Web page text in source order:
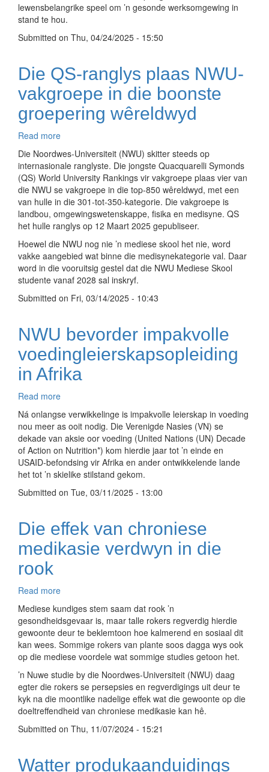
wyse
by
die
lewensbelangrike speel om ’n gesonde werksomgewing in
stand te hou.
Submitted on Thu, 04/24/2025 - 15:50
Die QS-ranglys plaas NWU-
vakgroepe in die boonste
groepering wêreldwyd
Read more
QS-
ranglys
plaas
NWU-
vakgroepe
in
die
boonste
groepering
wêreldwyd
Die Noordwes-Universiteit (NWU) skitter steeds op
internasionale ranglyste. Die jongste Quacquarelli Symonds
(QS) World University Rankings vir vakgroepe plaas vier van
die NWU se vakgroepe in die top-850 wêreldwyd, met een
van hulle in die 301-tot-350-kategorie. Die vakgroepe is
landbou, omgewingswetenskappe, fisika en medisyne. QS
het hulle ranglys op 12 Maart 2025 gepubliseer.
Hoewel die NWU nog nie ’n mediese skool het nie, word
vakke aangebied wat binne die medisynekategorie val. Daar
word in die vooruitsig gestel dat die NWU Mediese Skool
studente vanaf 2028 sal inskryf.
Submitted on Fri, 03/14/2025 - 10:43
NWU bevorder impakvolle
voedingleierskapsopleiding
in Afrika
Read more
bevorder
impakvolle
voedingleierskapsopleiding
in
Afrika
Ná onlangse verwikkelinge is impakvolle leierskap in voeding
nou meer as ooit nodig. Die Verenigde Nasies (VN) se
dekade van aksie oor voeding (United Nations (UN) Decade
of Action on Nutrition*) kom hierdie jaar tot ’n einde en
USAID-befondsing vir Afrika en ander ontwikkelende lande
het tot ’n skielike stilstand gekom.
Submitted on Tue, 03/11/2025 - 13:00
Die effek van chroniese
medikasie verdwyn in die
rook
Read more
Die
effek
van
chroniese
medikasie
verdwyn
in
die
rook
Mediese kundiges stem saam dat rook ’n
gesondheidsgevaar is, maar talle rokers regverdig hierdie
gewoonte deur te beklemtoon hoe kalmerend en sosiaal dit
kan wees. Sommige rokers van plante soos dagga wys ook
op die mediese voordele wat sommige studies getoon het.
’n Nuwe studie by die Noordwes-Universiteit (NWU) daag
egter die rokers se persepsies en regverdigings uit deur te
kyk na die moontlike nadelige effek wat die gewoonte op die
doeltreffendheid van chroniese medikasie kan hê.
Submitted on Thu, 11/07/2024 - 15:21
Watter produkaanduidings